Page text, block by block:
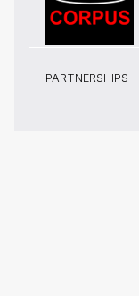
PARTNERSHIPS